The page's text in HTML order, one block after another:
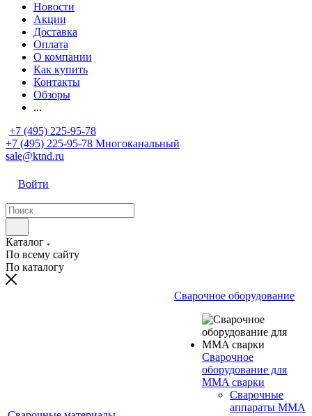
Новости
Акции
Доставка
Оплата
О компании
Как купить
Контакты
Обзоры
...
+7 (495) 225-95-78
+7 (495) 225-95-78 Многоканальный
sale@ktnd.ru
Войти
Каталог
По всему сайту
По каталогу
Сварочное оборудование
Сварочное
оборудование для
MMA сварки
Сварочные
аппараты MMA